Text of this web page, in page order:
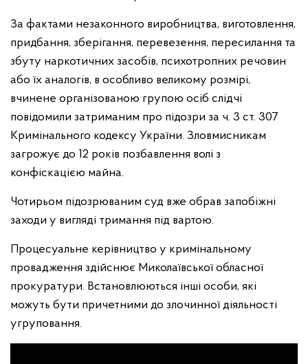
За фактами незаконного виробництва, виготовлення,
придбання, зберігання, перевезення, пересилання та
збуту наркотичних засобів, психотропних речовин
або їх аналогів, в особливо великому розмірі,
вчинене організованою групою осіб слідчі
повідомили затриманим про підозри за ч. 3 ст. 307
Кримінального кодексу України. Зловмисникам
загрожує до 12 років позбавлення волі з
конфіскацією майна.
Чотирьом підозрюваним суд вже обрав запобіжні
заходи у вигляді тримання під вартою.
Процесуальне керівництво у кримінальному
провадження здійснює Миколаївської обласної
прокуратури. Встановлюються інші особи, які
можуть бути причетними до злочинної діяльності
угруповання.